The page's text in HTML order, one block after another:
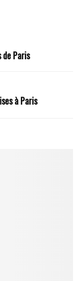
de Paris
à Paris